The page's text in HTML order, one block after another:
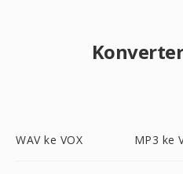
WAV ke VOX MP3 ke